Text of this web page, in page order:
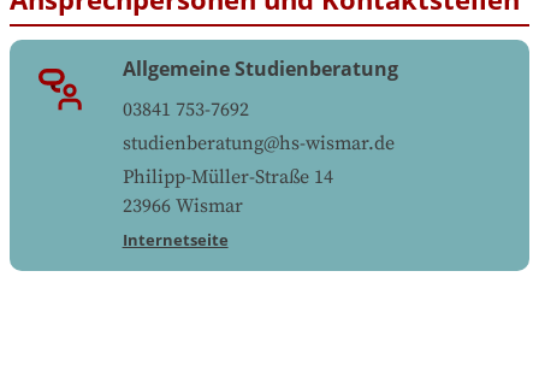
Allgemeine Studienberatung
03841 753-7692
studienberatung@hs-wismar.de
Philipp-Müller-Straße 14
23966 Wismar
Internetseite